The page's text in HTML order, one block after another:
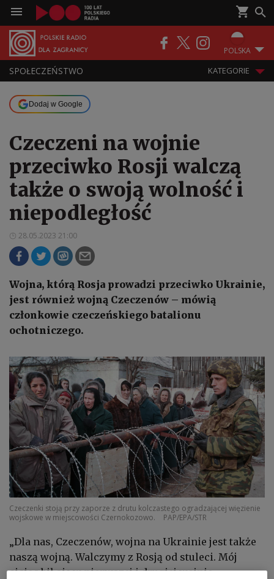
POLSKA
SPOŁECZEŃSTWO KATEGORIE
Dodaj w Google
Czeczeni na wojnie
przeciwko Rosji walczą
także o swoją wolność i
niepodległość
28.05.2023 21:00
Wojna, którą Rosja prowadzi przeciwko Ukrainie,
jest również wojną Czeczenów – mówią
członkowie czeczeńskiego batalionu
ochotniczego.
Czeczenki stoją przy zaporze z drutu kolczastego ogradzającej więzienie
wojskowe w miejscowości Czernokozowo.
PAP/EPA/STR
„Dla nas, Czeczenów, wojna na Ukrainie jest także
naszą wojną. Walczymy z Rosją od stuleci. Mój
ojciec bił się w pierwszej i drugiej wojnie